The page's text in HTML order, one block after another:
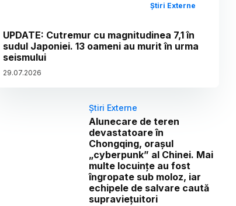
Știri Externe
UPDATE: Cutremur cu magnitudinea 7,1 în
sudul Japoniei. 13 oameni au murit în urma
seismului
29.07.2026
Știri Externe
Alunecare de teren
devastatoare în
Chongqing, orașul
„cyberpunk” al Chinei. Mai
multe locuințe au fost
îngropate sub moloz, iar
echipele de salvare caută
supraviețuitori